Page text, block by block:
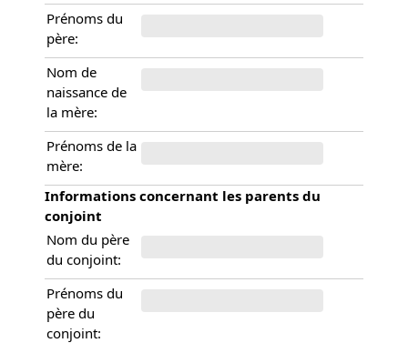
Prénoms du
père:
Nom de
naissance de
la mère:
Prénoms de la
mère:
Informations concernant les parents du
conjoint
Nom du père
du conjoint:
Prénoms du
père du
conjoint: